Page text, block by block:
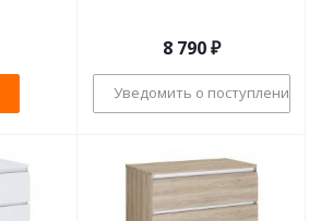
8 790₽
Уведомить о поступлении